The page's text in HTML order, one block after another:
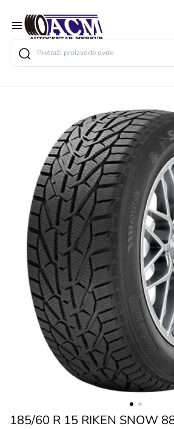
Search
185/60 R 15 RIKEN SNOW